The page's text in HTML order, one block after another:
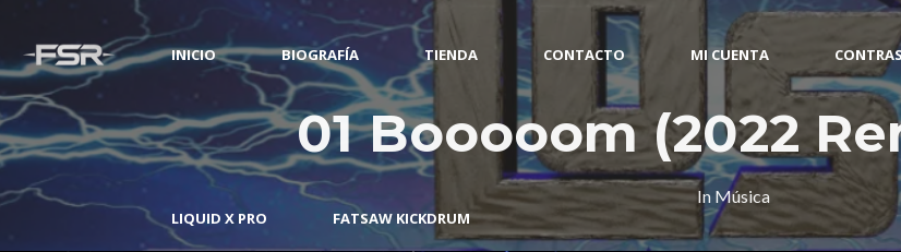
INICIO BIOGRAFÍA TIENDA CONTACTO MI CUENTA
LIQUID X PRO FATSAW KICKDRUM
01 Booooom (2022
In Música